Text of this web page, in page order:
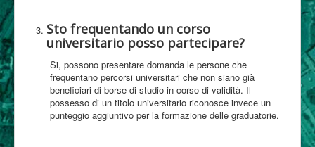
Sto frequentando un corso
universitario posso partecipare?
Si, possono presentare domanda le persone che
frequentano percorsi universitari che non siano già
beneficiari di borse di studio in corso di validità. Il
possesso di un titolo universitario riconosce invece un
punteggio aggiuntivo per la formazione delle graduatorie.